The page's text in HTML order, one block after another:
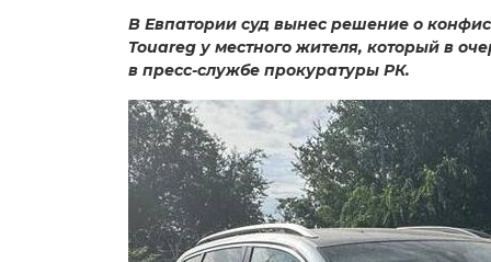
В Евпатории суд вынес решение о
Touareg у местного жителя, который в
в пресс-службе прокуратуры РК.